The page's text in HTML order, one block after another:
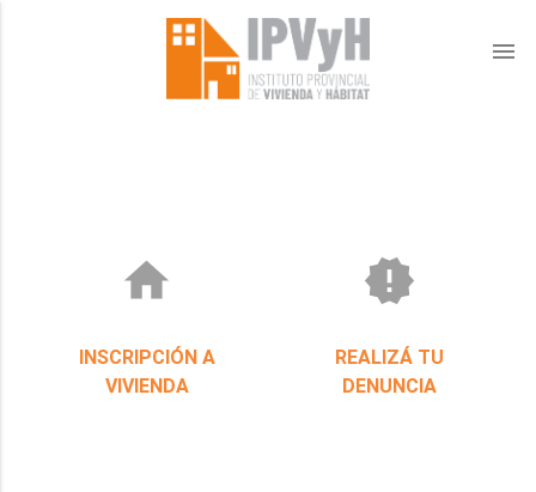
menu
home
INSCRIPCIÓN A
VIVIENDA
new_releases
REALIZÁ TU
DENUNCIA